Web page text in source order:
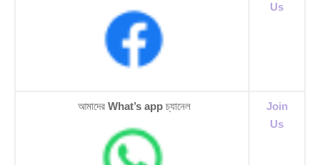
Us
আমাদের What’s app চ্যানেল
Join
Us